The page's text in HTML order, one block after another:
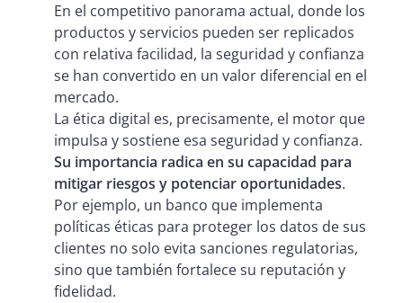
En el competitivo panorama actual, donde los
productos y servicios pueden ser replicados
con relativa facilidad, la seguridad y confianza
se han convertido en un valor diferencial en el
mercado.
La ética digital es, precisamente, el motor que
impulsa y sostiene esa seguridad y confianza.
Su importancia radica en su capacidad para
mitigar riesgos y potenciar oportunidades.
Por ejemplo, un banco que implementa
políticas éticas para proteger los datos de sus
clientes no solo evita sanciones regulatorias,
sino que también fortalece su reputación y
fidelidad.